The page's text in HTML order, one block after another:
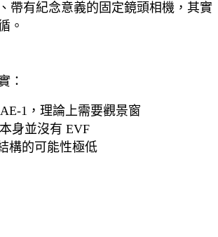
帶有紀念意義的固定鏡頭相機，其實
。
：
1，理論上需要觀景窗
身並沒有 EVF
構的可能性極低